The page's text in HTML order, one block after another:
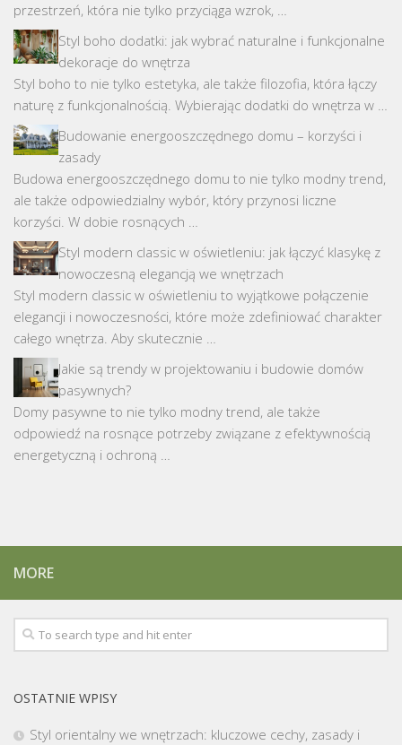
przestrzeń, która nie tylko przyciąga wzrok, …
Styl boho dodatki: jak wybrać naturalne i funkcjonalne
dekoracje do wnętrza
Styl boho to nie tylko estetyka, ale także filozofia, która łączy
naturę z funkcjonalnością. Wybierając dodatki do wnętrza w …
Budowanie energooszczędnego domu – korzyści i
zasady
Budowa energooszczędnego domu to nie tylko modny trend,
ale także odpowiedzialny wybór, który przynosi liczne
korzyści. W dobie rosnących …
Styl modern classic w oświetleniu: jak łączyć klasykę z
nowoczesną elegancją we wnętrzach
Styl modern classic w oświetleniu to wyjątkowe połączenie
elegancji i nowoczesności, które może zdefiniować charakter
całego wnętrza. Aby skutecznie …
Jakie są trendy w projektowaniu i budowie domów
pasywnych?
Domy pasywne to nie tylko modny trend, ale także
odpowiedź na rosnące potrzeby związane z efektywnością
energetyczną i ochroną …
MORE
OSTATNIE WPISY
Styl orientalny we wnętrzach: kluczowe cechy, zasady i